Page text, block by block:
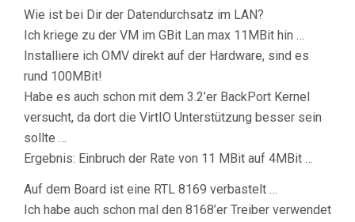
Wie ist bei Dir der Datendurchsatz im LAN?
Ich kriege zu der VM im GBit Lan max 11MBit hin …
Installiere ich OMV direkt auf der Hardware, sind es
rund 100MBit!
Habe es auch schon mit dem 3.2’er BackPort Kernel
versucht, da dort die VirtIO Unterstützung besser sein
sollte …
Ergebnis: Einbruch der Rate von 11 MBit auf 4MBit …
Auf dem Board ist eine RTL 8169 verbastelt …
Ich habe auch schon mal den 8168’er Treiber verwendet